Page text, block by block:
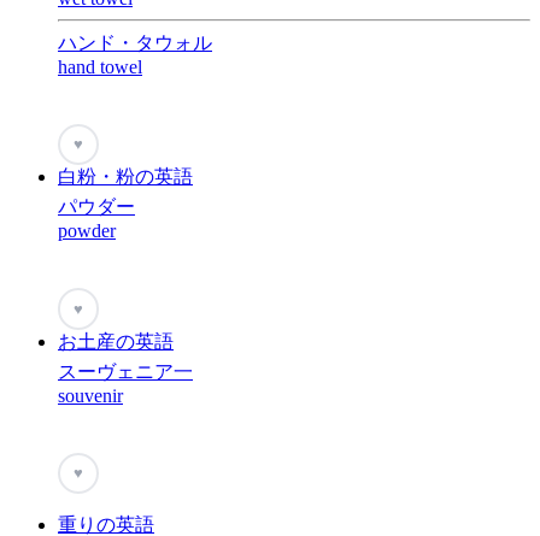
ハンド・タウォル
hand towel
♥
白粉・粉の英語
パウダー
powder
♥
お土産の英語
スーヴェニア一
souvenir
♥
重りの英語